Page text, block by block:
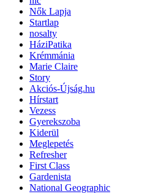
Nők Lapja
Startlap
nosalty
HáziPatika
Krémmánia
Marie Claire
Story
Akciós-Újság.hu
Hírstart
Vezess
Gyerekszoba
Kiderül
Meglepetés
Refresher
First Class
Gardenista
National Geographic